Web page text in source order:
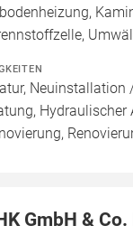
Neuinstallation
Hydraulischer
GmbH & Co.